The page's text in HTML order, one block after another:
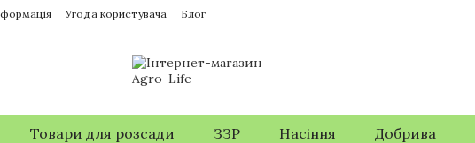
Угода користувача Блог
Товари для розсади ЗЗР Насіння Добрива